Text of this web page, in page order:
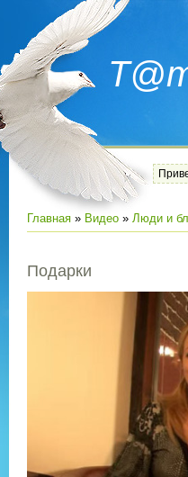
Главная » Видео » Люди и
Подарки